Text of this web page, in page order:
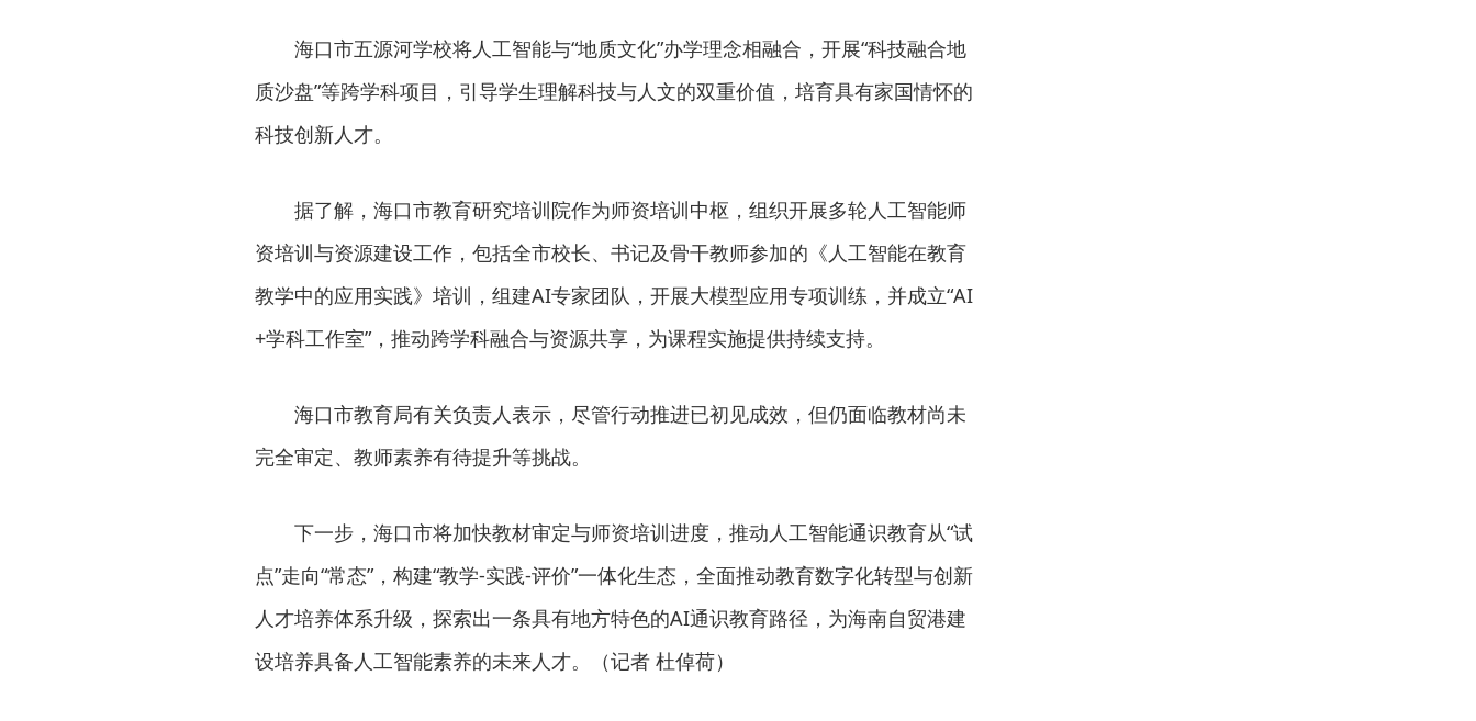
海口市五源河学校将人工智能与“地质文化”办学理念相融合，开展“科技融合地
质沙盘”等跨学科项目，引导学生理解科技与人文的双重价值，培育具有家国情怀的
科技创新人才。
据了解，海口市教育研究培训院作为师资培训中枢，组织开展多轮人工智能师
资培训与资源建设工作，包括全市校长、书记及骨干教师参加的《人工智能在教育
教学中的应用实践》培训，组建AI专家团队，开展大模型应用专项训练，并成立“AI
+学科工作室”，推动跨学科融合与资源共享，为课程实施提供持续支持。
海口市教育局有关负责人表示，尽管行动推进已初见成效，但仍面临教材尚未
完全审定、教师素养有待提升等挑战。
下一步，海口市将加快教材审定与师资培训进度，推动人工智能通识教育从“试
点”走向“常态”，构建“教学-实践-评价”一体化生态，全面推动教育数字化转型与创新
人才培养体系升级，探索出一条具有地方特色的AI通识教育路径，为海南自贸港建
设培养具备人工智能素养的未来人才。（记者 杜倬荷）